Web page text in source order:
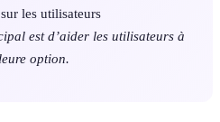
les utilisateurs
est d’aider les utilisateurs à
option.